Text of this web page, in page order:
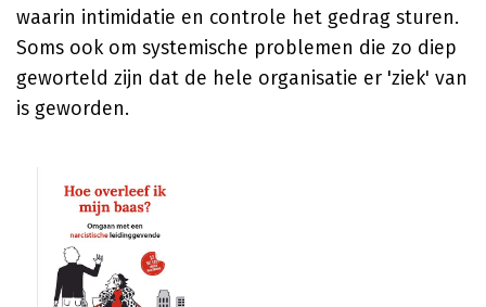
waarin intimidatie en controle het gedrag sturen.
Soms ook om systemische problemen die zo diep
geworteld zijn dat de hele organisatie er 'ziek' van
is geworden.